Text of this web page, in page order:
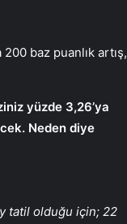
baz puanlık artış,
yüzde 3,26’ya
Neden diye
tatil olduğu için; 22